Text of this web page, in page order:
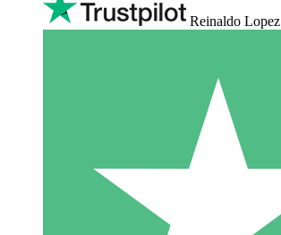
Reinaldo Lopez